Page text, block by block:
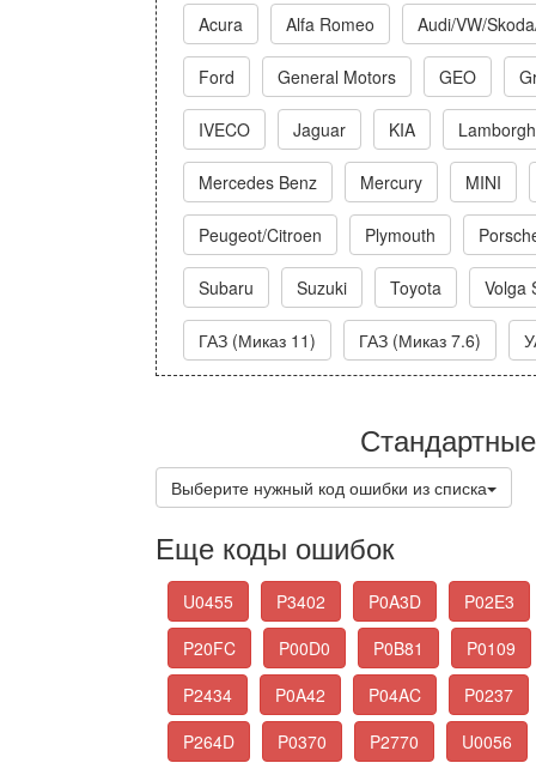
Acura Alfa Romeo Audi/VW/
Ford General Motors GEO
IVECO Jaguar KIA
Mercedes Benz Mercury MINI
Peugeot/Citroen Plymouth
Subaru Suzuki Toyota Volga
ГАЗ (Миказ 11) ГАЗ (Миказ 7.6)
Выберите нужный код ошибки из списка
Еще коды ошибок
U0455 P3402 P0A3D
P02E3
P20FC
P00D0 P0B81
P0109
P2434
P0A42 P04AC
P0237
P264D
P0370 P2770
U0056